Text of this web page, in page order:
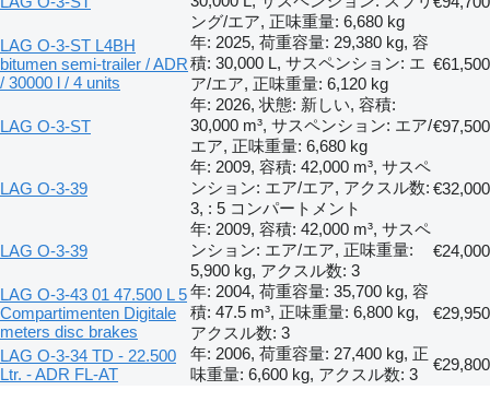
ング/エア, 正味重量: 6,680 kg
LAG O-3-ST L4BH
bitumen semi-trailer / ADR
/ 30000 l / 4 units
年: 2025, 荷重容量: 29,380 kg, 容
積: 30,000 L, サスペンション: エ
ア/エア, 正味重量: 6,120 kg
€61,500
LAG O-3-ST
年: 2026, 状態: 新しい, 容積:
30,000 m³, サスペンション: エア/
エア, 正味重量: 6,680 kg
€97,500
LAG O-3-39
年: 2009, 容積: 42,000 m³, サスペ
ンション: エア/エア, アクスル数:
3, : 5 コンパートメント
€32,000
LAG O-3-39
年: 2009, 容積: 42,000 m³, サスペ
ンション: エア/エア, 正味重量:
5,900 kg, アクスル数: 3
€24,000
LAG O-3-43 01 47.500 L 5
Compartimenten Digitale
meters disc brakes
年: 2004, 荷重容量: 35,700 kg, 容
積: 47.5 m³, 正味重量: 6,800 kg,
アクスル数: 3
€29,950
LAG O-3-34 TD - 22.500
Ltr. - ADR FL-AT
年: 2006, 荷重容量: 27,400 kg, 正
味重量: 6,600 kg, アクスル数: 3
€29,800